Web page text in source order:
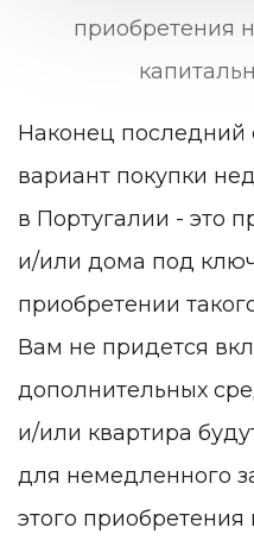
приобретения
Наконец
вариант покупки
в Португалии - это
и/или дома под
приобретении
Вам не придется
дополнительных
и/или квартира
для немедленного
этого приобретения